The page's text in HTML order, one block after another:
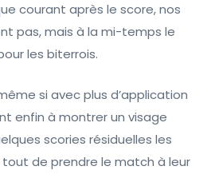
courant après le score, nos
pas, mais à la mi-temps le
les biterrois.
si avec plus d’application
enfin à montrer un visage
scories résiduelles les
de prendre le match à leur